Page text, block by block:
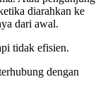
diarahkan ke
dari awal.
tidak efisien.
dengan